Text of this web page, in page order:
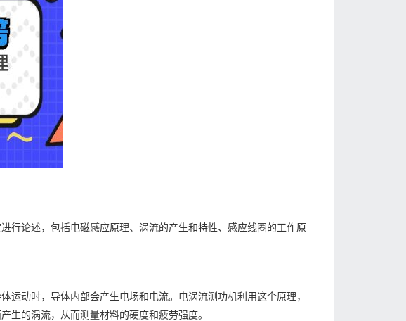
行论述，包括电磁感应原理、涡流的产生和特性、感应线圈的工作原
运动时，导体内部会产生电场和电流。电涡流测功机利用这个原理，
生的涡流，从而测量材料的硬度和疲劳强度。